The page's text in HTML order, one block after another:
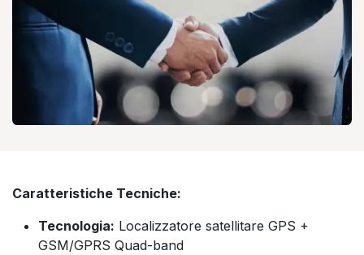
Caratteristiche Tecniche:
Tecnologia: Localizzatore satellitare GPS +
GSM/GPRS Quad-band